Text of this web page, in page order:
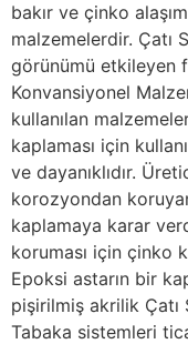
bakır ve çinko
malzemelerdir. Çatı
görünümü etkileyen
Konvansiyonel
kullanılan
kaplaması için
ve dayanıklıdır.
korozyondan
kaplamaya karar
koruması için çinko
Epoksi astarın bir
pişirilmiş akrilik Çatı
Tabaka sistemleri